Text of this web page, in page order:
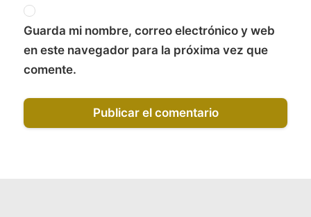
Guarda mi nombre, correo electrónico y web
en este navegador para la próxima vez que
comente.